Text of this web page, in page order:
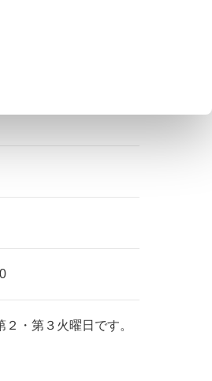
８−２３
・第３火曜日です。